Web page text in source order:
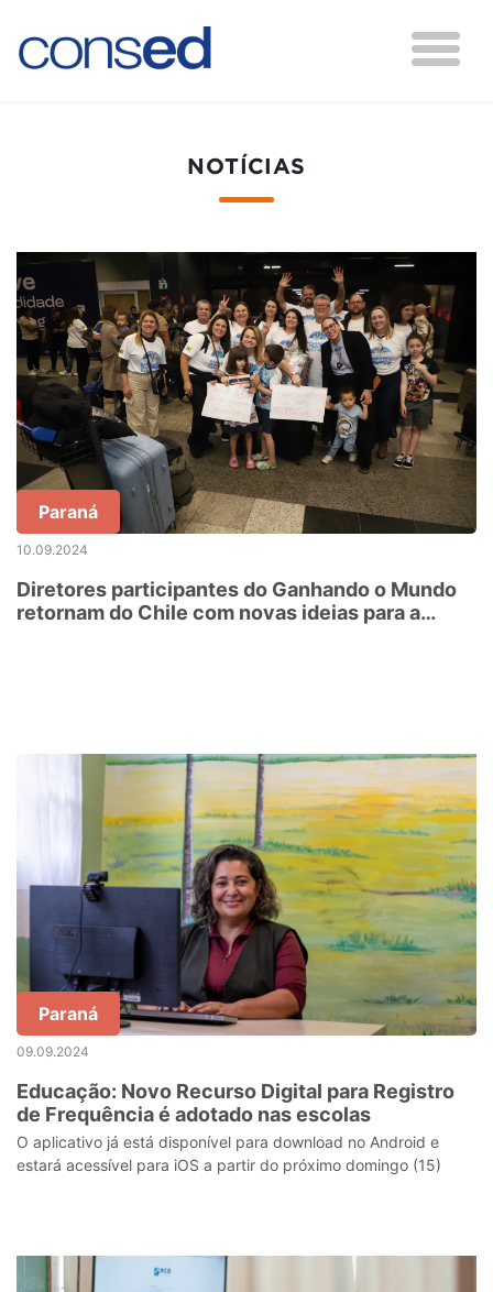
NOTÍCIAS
Paraná
10.09.2024
Diretores participantes do Ganhando o Mundo
retornam do Chile com novas ideias para a
Paraná
09.09.2024
Educação: Novo Recurso Digital para Registro
de Frequência é adotado nas escolas
O aplicativo já está disponível para download no Android e
estará acessível para iOS a partir do próximo domingo (15)